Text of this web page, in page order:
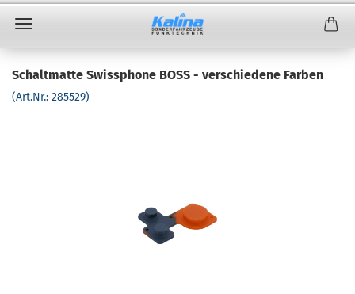
Schaltmatte Swissphone BOSS - verschiedene Farben
(Art.Nr.: 285529)